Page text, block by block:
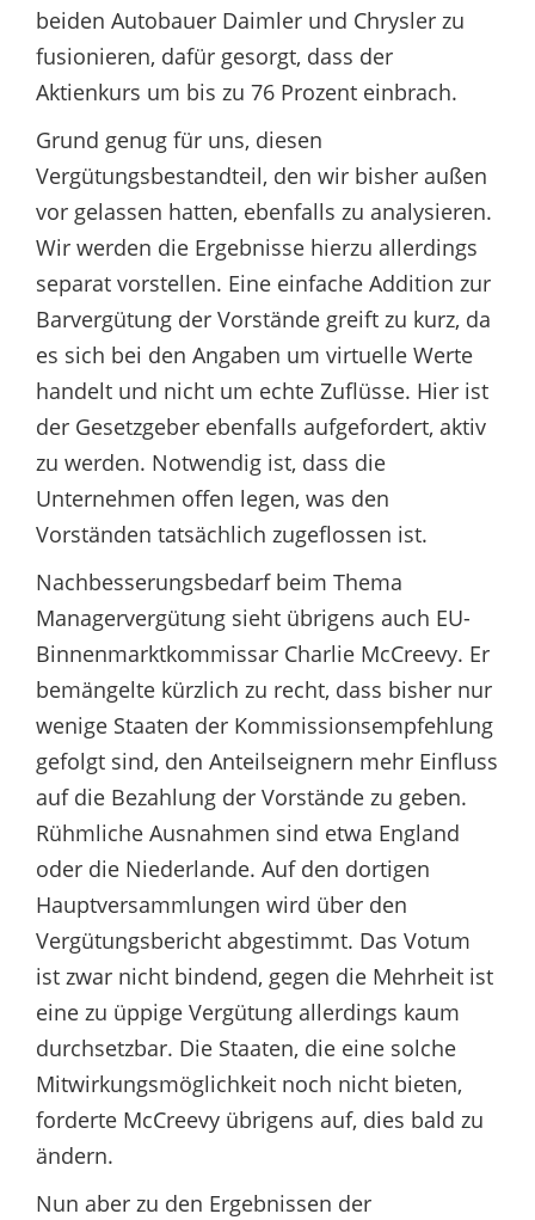
beiden Autobauer Daimler und Chrysler zu
fusionieren, dafür gesorgt, dass der
Aktienkurs um bis zu 76 Prozent einbrach.
Grund genug für uns, diesen
Vergütungsbestandteil, den wir bisher außen
vor gelassen hatten, ebenfalls zu analysieren.
Wir werden die Ergebnisse hierzu allerdings
separat vorstellen. Eine einfache Addition zur
Barvergütung der Vorstände greift zu kurz, da
es sich bei den Angaben um virtuelle Werte
handelt und nicht um echte Zuflüsse. Hier ist
der Gesetzgeber ebenfalls aufgefordert, aktiv
zu werden. Notwendig ist, dass die
Unternehmen offen legen, was den
Vorständen tatsächlich zugeflossen ist.
Nachbesserungsbedarf beim Thema
Managervergütung sieht übrigens auch EU-
Binnenmarktkommissar Charlie McCreevy. Er
bemängelte kürzlich zu recht, dass bisher nur
wenige Staaten der Kommissionsempfehlung
gefolgt sind, den Anteilseignern mehr Einfluss
auf die Bezahlung der Vorstände zu geben.
Rühmliche Ausnahmen sind etwa England
oder die Niederlande. Auf den dortigen
Hauptversammlungen wird über den
Vergütungsbericht abgestimmt. Das Votum
ist zwar nicht bindend, gegen die Mehrheit ist
eine zu üppige Vergütung allerdings kaum
durchsetzbar. Die Staaten, die eine solche
Mitwirkungsmöglichkeit noch nicht bieten,
forderte McCreevy übrigens auf, dies bald zu
ändern.
Nun aber zu den Ergebnissen der